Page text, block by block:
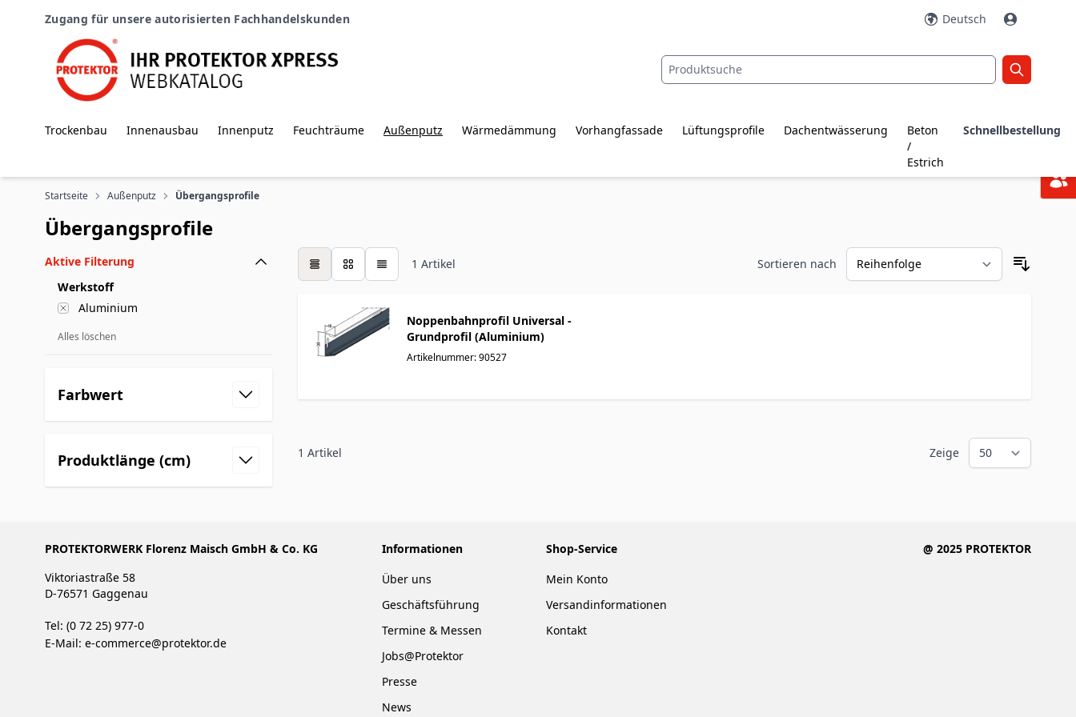
Zugang für unsere autorisierten Fachhandelskunden Deutsch
Trockenbau Innenausbau Innenputz Feuchträume Außenputz Wärmedämmung Vorhangfassade Lüftungsprofile Dachentwässerung
Beton
/
Estrich
Schnellbestellung
Startseite Außenputz Übergangsprofile
Übergangsprofile
Aktive Filterung
Werkstoff
Aluminium
Alles löschen
Farbwert
Produktlänge (cm)
1 Artikel
Tabelle Sortieren nach
Noppenbahnprofil Universal -
Grundprofil (Aluminium)
Artikelnummer: 90527
1 Artikel Zeige
PROTEKTORWERK Florenz Maisch GmbH & Co. KG
Viktoriastraße 58
D-76571 Gaggenau
Tel: (0 72 25) 977-0
E-Mail: e-commerce@protektor.de
Informationen
Über uns
Geschäftsführung
Termine & Messen
Jobs@Protektor
Presse
News
Shop-Service
Mein Konto
Versandinformationen
Kontakt
@ 2025 PROTEKTOR